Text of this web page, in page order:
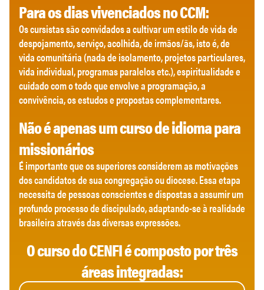
Para os dias vivenciados no CCM:
Os cursistas são convidados a cultivar um estilo de vida de
despojamento, serviço, acolhida, de irmãos/ãs, isto é, de
vida comunitária (nada de isolamento, projetos particulares,
vida individual, programas paralelos etc.), espiritualidade e
cuidado com o todo que envolve a programação, a
convivência, os estudos e propostas complementares.
Não é apenas um curso de idioma para
missionários
É importante que os superiores considerem as motivações
dos candidatos de sua congregação ou diocese. Essa etapa
necessita de pessoas conscientes e dispostas a assumir um
profundo processo de discipulado, adaptando-se à realidade
brasileira através das diversas expressões.
O curso do CENFI é composto por três
áreas integradas: